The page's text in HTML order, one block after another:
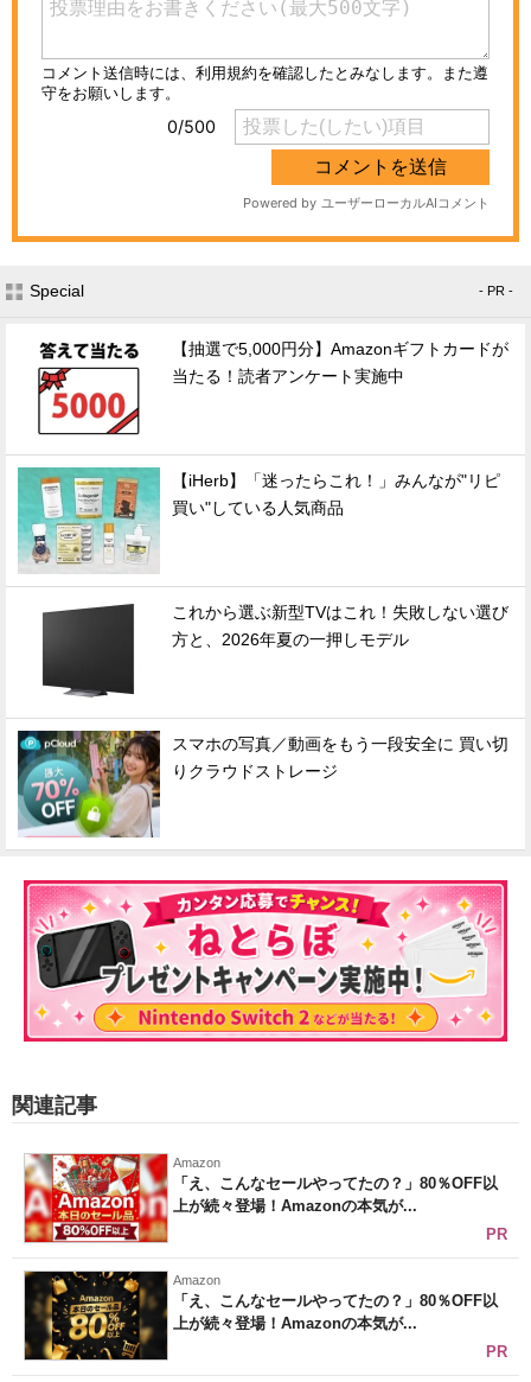
Special - PR -
【抽選で5,000円分】Amazonギフトカードが
当たる！読者アンケート実施中
【iHerb】「迷ったらこれ！」みんなが"リピ
買い"している人気商品
これから選ぶ新型TVはこれ！失敗しない選び
方と、2026年夏の一押しモデル
スマホの写真／動画をもう一段安全に 買い切
りクラウドストレージ
関連記事
Amazon
「え、こんなセールやってたの？」80％OFF以
上が続々登場！Amazonの本気が...
PR
Amazon
「え、こんなセールやってたの？」80％OFF以
上が続々登場！Amazonの本気が...
PR